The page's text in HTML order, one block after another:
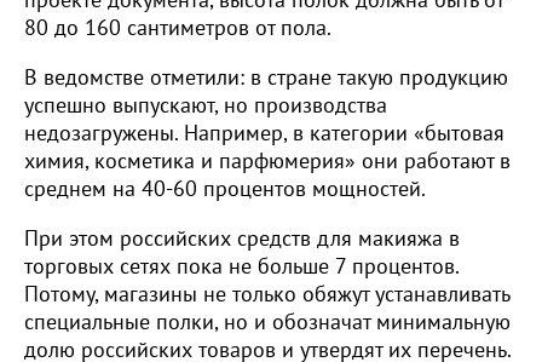
80 до 160 сантиметров от пола.
В ведомстве отметили: в стране такую продукцию
успешно выпускают, но производства
недозагружены. Например, в категории «бытовая
химия, косметика и парфюмерия» они работают в
среднем на 40-60 процентов мощностей.
При этом российских средств для макияжа в
торговых сетях пока не больше 7 процентов.
Потому, магазины не только обяжут устанавливать
специальные полки, но и обозначат минимальную
долю российских товаров и утвердят их перечень.